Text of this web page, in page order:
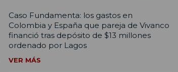
Caso Fundamenta: los gastos en
Colombia y España que pareja de Vivanco
financió tras depósito de $13 millones
ordenado por Lagos
VER MÁS